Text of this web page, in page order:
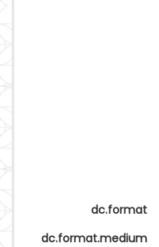
dc.format
dc.format.medium